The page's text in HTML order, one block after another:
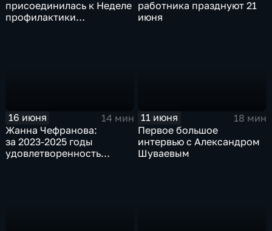
присоединилась к Неделе
профилактики
работника празднуют 21
июня
16 июня
14 мин
Жанна Чефранова:
за 2023-2025 годы
удовлетворенность
11 июня
18 мин
Первое большое
интервью с Александром
Шуваевым